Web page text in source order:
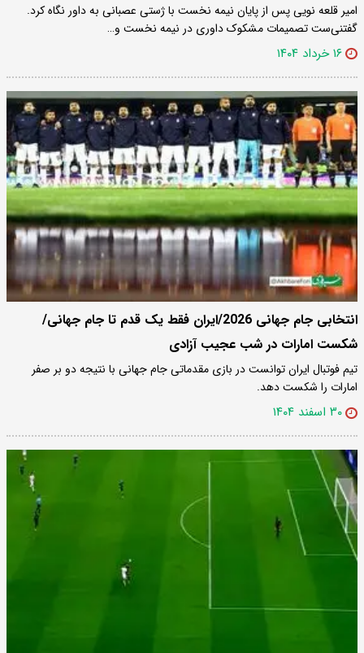
امیر قلعه نویی پس از پایان نیمه نخست با ژستی عصبانی به داور نگاه کرد.
گفتنی‌ست تصمیمات مشکوک داوری در نیمه نخست و…
۱۶ خرداد ۱۴۰۴
انتخابی جام جهانی 2026/ایران فقط یک قدم تا جام جهانی/
شکست امارات در شب عجیب آزادی
تیم فوتبال ایران توانست در بازی مقدماتی جام جهانی با نتیجه دو بر صفر
امارات را شکست دهد.
۳۰ اسفند ۱۴۰۴